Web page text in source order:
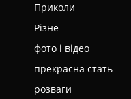
Приколи
Різне
фото і відео
прекрасна стать
розваги